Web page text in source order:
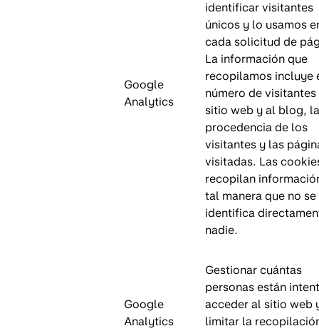
Google
Analytics
identificar visitantes
únicos y lo usamos
cada solicitud de
La información que
recopilamos incluye
número de visitantes
sitio web y al blog, la
procedencia de los
visitantes y las
visitadas. Las
recopilan
tal manera que no se
identifica
nadie.
Google
Analytics
Gestionar cuántas
personas están
acceder al sitio web
limitar la